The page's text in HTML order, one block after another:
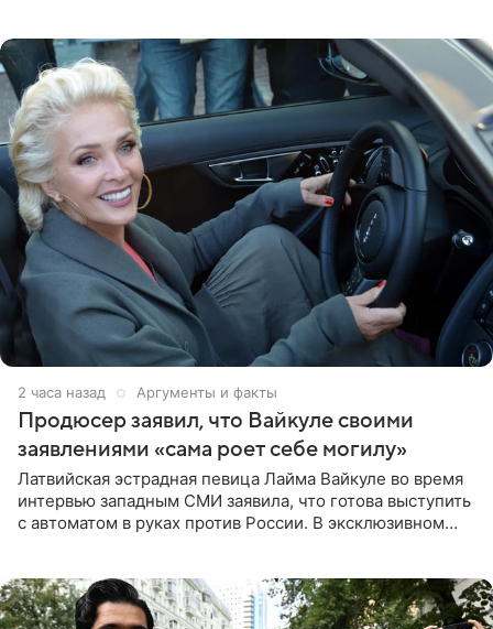
2 часа назад Аргументы и факты
Продюсер заявил, что Вайкуле своими
заявлениями «сама роет себе могилу»
Латвийская эстрадная певица Лайма Вайкуле во время
интервью западным СМИ заявила, что готова выступить
с автоматом в руках против России. В эксклюзивном